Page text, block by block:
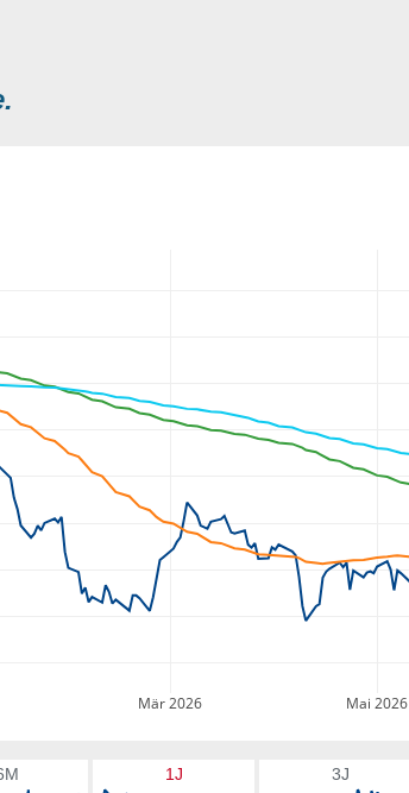
Mär 2026 Mai 2026
1J 3J